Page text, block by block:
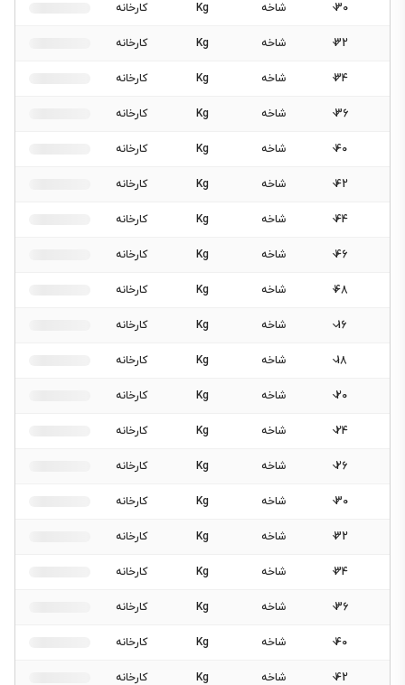
30 شاخه Kg کارخانه
32 شاخه Kg کارخانه
34 شاخه Kg کارخانه
36 شاخه Kg کارخانه
40 شاخه Kg کارخانه
42 شاخه Kg کارخانه
44 شاخه Kg کارخانه
46 شاخه Kg کارخانه
48 شاخه Kg کارخانه
16 شاخه Kg کارخانه
18 شاخه Kg کارخانه
20 شاخه Kg کارخانه
24 شاخه Kg کارخانه
26 شاخه Kg کارخانه
30 شاخه Kg کارخانه
32 شاخه Kg کارخانه
34 شاخه Kg کارخانه
36 شاخه Kg کارخانه
40 شاخه Kg کارخانه
42 شاخه Kg کارخانه